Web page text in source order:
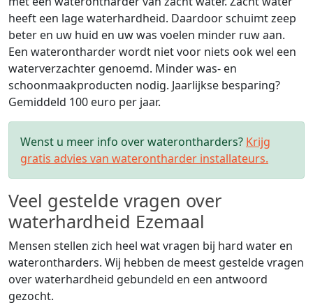
heeft een lage waterhardheid. Daardoor schuimt zeep
beter en uw huid en uw was voelen minder ruw aan.
Een waterontharder wordt niet voor niets ook wel een
waterverzachter genoemd. Minder was- en
schoonmaakproducten nodig. Jaarlijkse besparing?
Gemiddeld 100 euro per jaar.
Wenst u meer info over waterontharders? Krijg
gratis advies van waterontharder installateurs.
Veel gestelde vragen over
waterhardheid Ezemaal
Mensen stellen zich heel wat vragen bij hard water en
waterontharders. Wij hebben de meest gestelde vragen
over waterhardheid gebundeld en een antwoord
gezocht.